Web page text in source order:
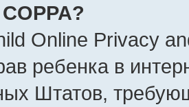
Online Privacy
ребенка в
Штатов,